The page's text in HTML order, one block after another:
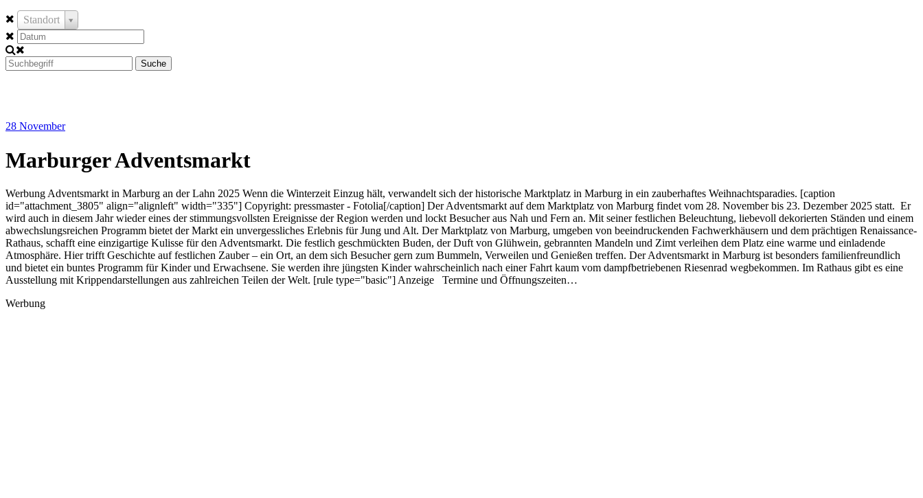
Standort
Suche
28 November
Marburger Adventsmarkt
Werbung Adventsmarkt in Marburg an der Lahn 2025 Wenn die Winterzeit Einzug hält, verwandelt sich der historische Marktplatz in Marburg in ein zauberhaftes Weihnachtsparadies. [caption
id="attachment_3805" align="alignleft" width="335"] Copyright: pressmaster - Fotolia[/caption] Der Adventsmarkt auf dem Marktplatz von Marburg findet vom 28. November bis 23. Dezember 2025 statt. Er
wird auch in diesem Jahr wieder eines der stimmungsvollsten Ereignisse der Region werden und lockt Besucher aus Nah und Fern an. Mit seiner festlichen Beleuchtung, liebevoll dekorierten Ständen und einem
abwechslungsreichen Programm bietet der Markt ein unvergessliches Erlebnis für Jung und Alt. Der Marktplatz von Marburg, umgeben von beeindruckenden Fachwerkhäusern und dem prächtigen Renaissance-
Rathaus, schafft eine einzigartige Kulisse für den Adventsmarkt. Die festlich geschmückten Buden, der Duft von Glühwein, gebrannten Mandeln und Zimt verleihen dem Platz eine warme und einladende
Atmosphäre. Hier trifft Geschichte auf festlichen Zauber – ein Ort, an dem sich Besucher gern zum Bummeln, Verweilen und Genießen treffen. Der Adventsmarkt in Marburg ist besonders familienfreundlich
und bietet ein buntes Programm für Kinder und Erwachsene. Sie werden ihre jüngsten Kinder wahrscheinlich nach einer Fahrt kaum vom dampfbetriebenen Riesenrad wegbekommen. Im Rathaus gibt es eine
Ausstellung mit Krippendarstellungen aus zahlreichen Teilen der Welt. [rule type="basic"] Anzeige Termine und Öffnungszeiten…
Werbung